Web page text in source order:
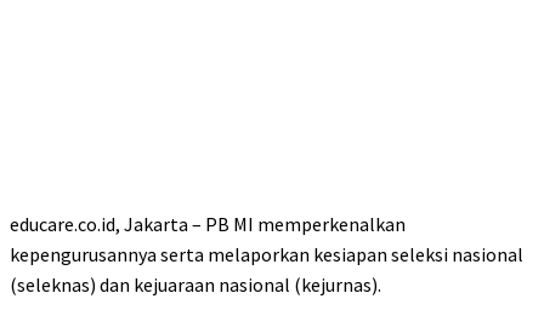
educare.co.id, Jakarta – PB MI memperkenalkan
kepengurusannya serta melaporkan kesiapan seleksi nasional
(seleknas) dan kejuaraan nasional (kejurnas).